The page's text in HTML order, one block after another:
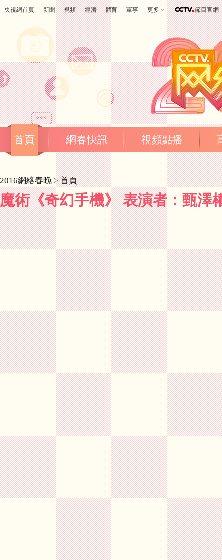
央視網首頁 新聞 視頻 經濟 體育 軍事 更多 節目官網
首頁 網春快訊 視頻點播
2016網絡春晚 >首頁
魔術《奇幻手機》 表演者：甄澤